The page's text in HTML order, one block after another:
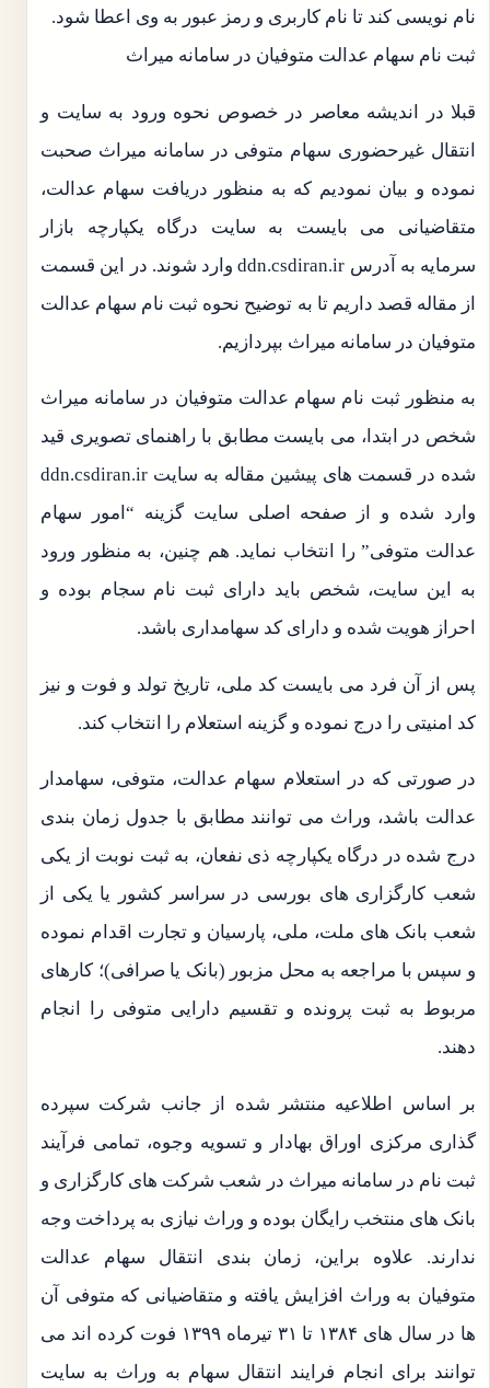
نام نویسی کند تا نام کاربری و رمز عبور به وی اعطا شود.
ثبت نام سهام عدالت متوفیان در سامانه میراث
قبلا در اندیشه معاصر در خصوص نحوه ورود به سایت و
انتقال غیرحضوری سهام متوفی در سامانه میراث صحبت
نموده و بیان نمودیم که به منظور دریافت سهام عدالت،
متقاضیانی می بایست به سایت درگاه یکپارچه بازار
سرمایه به آدرس ddn.csdiran.ir وارد شوند. در این قسمت
از مقاله قصد داریم تا به توضیح نحوه ثبت نام سهام عدالت
متوفیان در سامانه میراث بپردازیم.
به منظور ثبت نام سهام عدالت متوفیان در سامانه میراث
شخص در ابتدا، می بایست مطابق با راهنمای تصویری قید
شده در قسمت های پیشین مقاله به سایت ddn.csdiran.ir
وارد شده و از صفحه اصلی سایت گزینه “امور سهام
عدالت متوفی” را انتخاب نماید. هم چنین، به منظور ورود
به این سایت، شخص باید دارای ثبت نام سجام بوده و
احراز هویت شده و دارای کد سهامداری باشد.
پس از آن فرد می بایست کد ملی، تاریخ تولد و فوت و نیز
کد امنیتی را درج نموده و گزینه استعلام را انتخاب کند.
در صورتی که در استعلام سهام عدالت، متوفی، سهامدار
عدالت باشد، وراث می توانند مطابق با جدول زمان‌ بندی
درج شده در درگاه یکپارچه ذی‌ نفعان، به ثبت نوبت از یکی
شعب کارگزاری‌ های بورسی در سراسر کشور یا یکی از
شعب بانک‌ های ملت، ملی، ‌پارسیان و تجارت اقدام نموده
و سپس با مراجعه به محل مزبور (بانک یا صرافی)؛ کارهای
مربوط به ثبت پرونده و تقسیم دارایی متوفی را انجام
دهند.
بر اساس اطلاعیه منتشر شده از جانب شرکت سپرده‌
گذاری مرکزی اوراق بهادار و تسویه وجوه، تمامی فرآیند
ثبت نام در سامانه میراث در شعب شرکت‌ های کارگزاری و
بانک‌ های منتخب رایگان بوده و وراث نیازی به پرداخت وجه
ندارند. علاوه براین، زمان‌ بندی انتقال سهام عدالت
متوفیان به وراث افزایش یافته و متقاضیانی که متوفی آن
ها در سال‌ های ۱۳۸۴ تا ۳۱ تیرماه ۱۳۹۹ فوت کرده اند می
توانند برای انجام فرایند انتقال سهام به وراث به سایت